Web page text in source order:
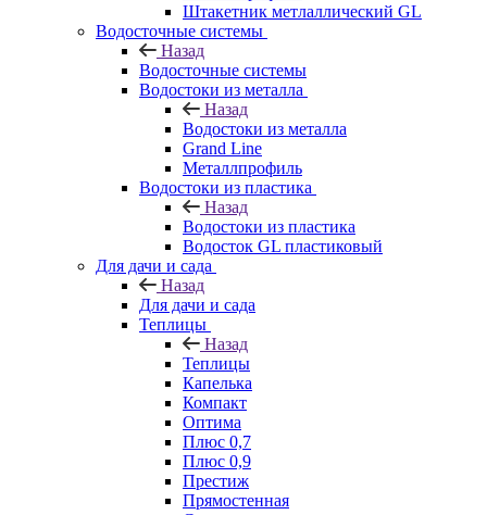
Штакетник метлаллический GL
Водосточные системы
Назад
Водосточные системы
Водостоки из металла
Назад
Водостоки из металла
Grand Line
Металлпрофиль
Водостоки из пластика
Назад
Водостоки из пластика
Водосток GL пластиковый
Для дачи и сада
Назад
Для дачи и сада
Теплицы
Назад
Теплицы
Капелька
Компакт
Оптима
Плюс 0,7
Плюс 0,9
Престиж
Прямостенная